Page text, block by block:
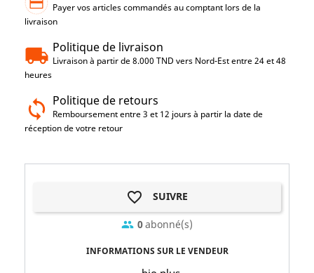
Payer vos articles commandés au comptant lors de la
livraison
Politique de livraison
Livraison à partir de 8.000 TND vers Nord-Est entre 24 et 48
heures
Politique de retours
Remboursement entre 3 et 12 jours à partir la date de
réception de votre retour
favorite_border SUIVRE
group 0abonné(s)
INFORMATIONS SUR LE VENDEUR